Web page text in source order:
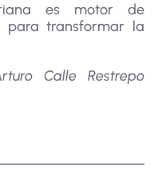
es motor de
para transformar la
Calle Restrepo